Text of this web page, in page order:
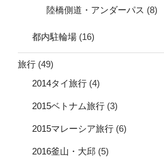
陸橋側道・アンダーパス (8)
都内駐輪場 (16)
旅行 (49)
2014タイ旅行 (4)
2015ベトナム旅行 (3)
2015マレーシア旅行 (6)
2016釜山・大邱 (5)